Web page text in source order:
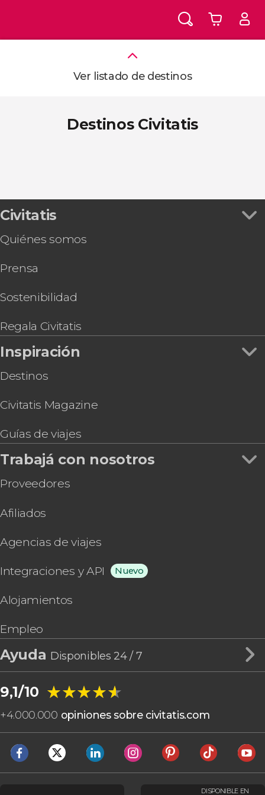
Ver listado de destinos
Destinos Civitatis
Civitatis
Quiénes somos
Prensa
Sostenibilidad
Regala Civitatis
Inspiración
Destinos
Civitatis Magazine
Guías de viajes
Trabajá con nosotros
Proveedores
Afiliados
Agencias de viajes
Integraciones y API Nuevo
Alojamientos
Empleo
Ayuda Disponibles 24 / 7
9,1/10 ★★★★★
★★★★★
+4.000.000 opiniones sobre civitatis.com
DISPONIBLE EN